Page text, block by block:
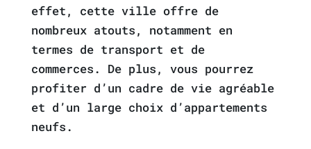
effet, cette ville offre de
nombreux atouts, notamment en
termes de transport et de
commerces. De plus, vous pourrez
profiter d’un cadre de vie agréable
et d’un large choix d’appartements
neufs.